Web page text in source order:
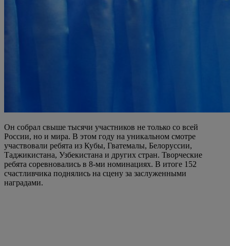
Он собрал свыше тысячи участников не только со всей
России, но и мира. В этом году на уникальном смотре
участвовали ребята из Кубы, Гватемалы, Белоруссии,
Таджикистана, Узбекистана и других стран. Творческие
ребята соревновались в 8-ми номинациях. В итоге 152
счастливчика поднялись на сцену за заслуженными
наградами.